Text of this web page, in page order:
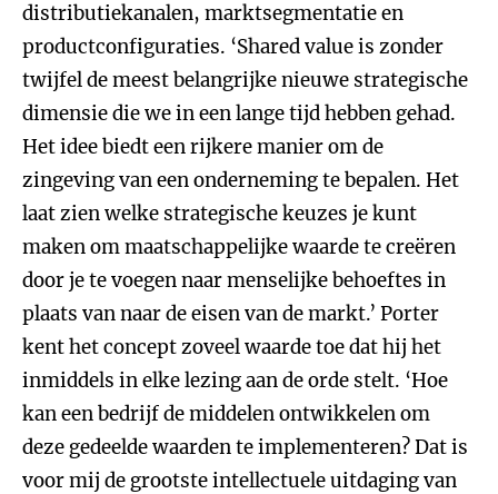
distributiekanalen, marktsegmentatie en
productconfiguraties. ‘Shared value is zonder
twijfel de meest belangrijke nieuwe strategische
dimensie die we in een lange tijd hebben gehad.
Het idee biedt een rijkere manier om de
zingeving van een onderneming te bepalen. Het
laat zien welke strategische keuzes je kunt
maken om maatschappelijke waarde te creëren
door je te voegen naar menselijke behoeftes in
plaats van naar de eisen van de markt.’ Porter
kent het concept zoveel waarde toe dat hij het
inmiddels in elke lezing aan de orde stelt. ‘Hoe
kan een bedrijf de middelen ontwikkelen om
deze gedeelde waarden te implementeren? Dat is
voor mij de grootste intellectuele uitdaging van